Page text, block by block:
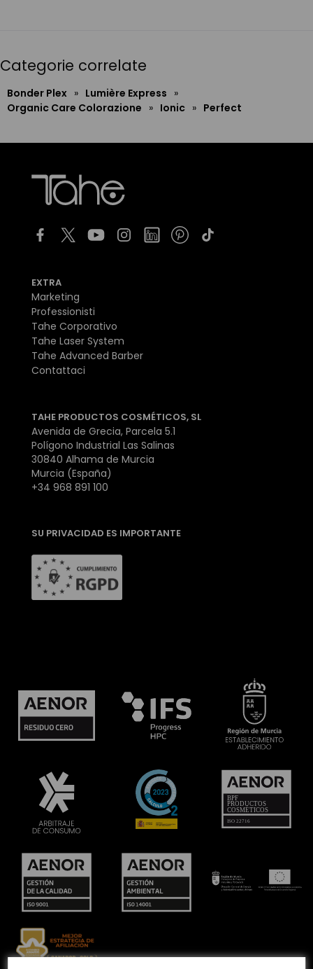
Categorie correlate
Bonder Plex » Lumière Express »
Organic Care Colorazione » Ionic » Perfect
EXTRA
Marketing
Professionisti
Tahe Corporativo
Tahe Laser System
Tahe Advanced Barber
Contattaci
TAHE PRODUCTOS COSMÉTICOS, SL
Avenida de Grecia, Parcela 5.1
Polígono Industrial Las Salinas
30840 Alhama de Murcia
Murcia (España)
+34 968 891 100
SU PRIVACIDAD ES IMPORTANTE